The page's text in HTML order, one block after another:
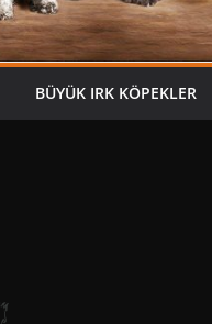
BÜYÜK IRK KÖPEKLER